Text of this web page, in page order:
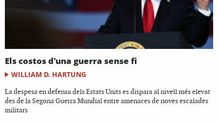
Els costos d'una guerra sense fi
WILLIAM D. HARTUNG
La despesa en defensa dels Estats Units es dispara al nivell més elevat
des de la Segona Guerra Mundial entre amenaces de noves escalades
militars